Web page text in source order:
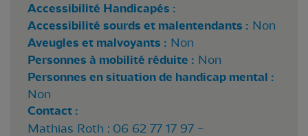
Accessibilité Handicapés :
Accessibilité sourds et malentendants : Non
Aveugles et malvoyants : Non
Personnes à mobilité réduite : Non
Personnes en situation de handicap mental :
Non
Contact :
Mathias Roth : 06 62 77 17 97 –